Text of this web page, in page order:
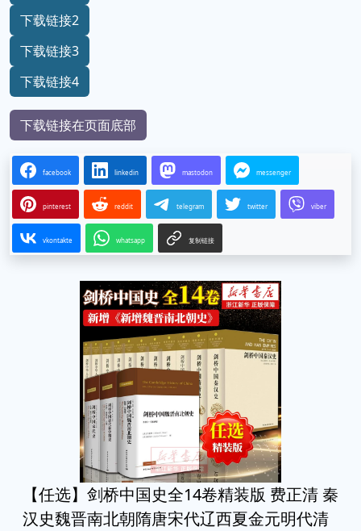
下载链接2
下载链接3
下载链接4
下载链接在页面底部
facebook linkedin mastodon messenger
pinterest reddit telegram twitter viber
vkontakte whatsapp 复制链接
【任选】剑桥中国史全14卷精装版 费正清 秦
汉史魏晋南北朝隋唐宋代辽西夏金元明代清